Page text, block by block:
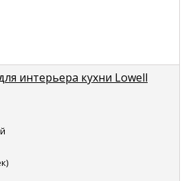
интерьера кухни Lowell